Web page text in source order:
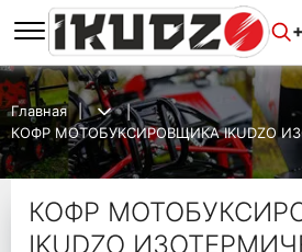
Главная
КОФР МОТОБУКСИРОВЩИКА IKUDZO
КОФР
IKUDZO